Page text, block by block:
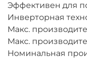
Эффективен для
Инверторная
Макс.
Макс.
Номинальная